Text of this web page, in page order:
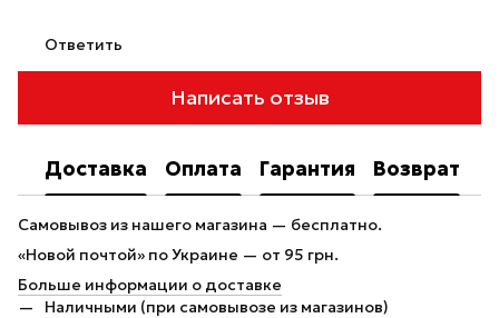
Ответить
Написать отзыв
Доставка Оплата Гарантия Возврат
Самовывоз из нашего магазина — бесплатно.
«Новой почтой» по Украине — от 95 грн.
Больше информации о доставке
Наличными (при самовывозе из магазинов)